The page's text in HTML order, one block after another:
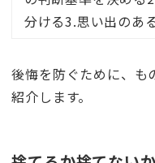
分ける3.思い出のあ
後悔を防ぐために、も
紹介します。